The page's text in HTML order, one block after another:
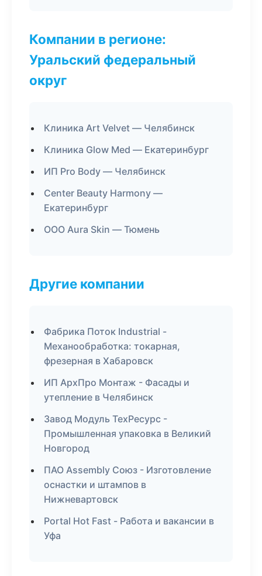
Компании в регионе:
Уральский федеральный
округ
Клиника Art Velvet — Челябинск
Клиника Glow Med — Екатеринбург
ИП Pro Body — Челябинск
Center Beauty Harmony —
Екатеринбург
ООО Aura Skin — Тюмень
Другие компании
Фабрика Поток Industrial -
Механообработка: токарная,
фрезерная в Хабаровск
ИП АрхПро Монтаж - Фасады и
утепление в Челябинск
Завод Модуль ТехРесурс -
Промышленная упаковка в Великий
Новгород
ПАО Assembly Союз - Изготовление
оснастки и штампов в
Нижневартовск
Portal Hot Fast - Работа и вакансии в
Уфа